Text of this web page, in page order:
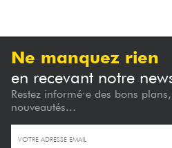
Ne manquez rien
en recevant notre
Restez informé·e des bons
nouveautés...